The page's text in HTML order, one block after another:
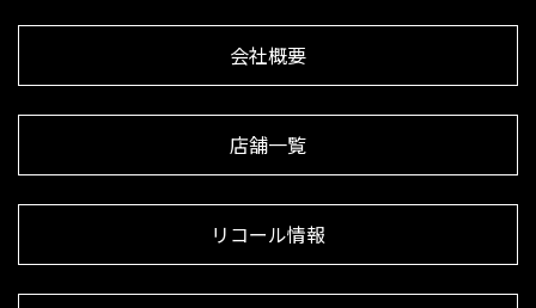
会社概要
店舗一覧
リコール情報